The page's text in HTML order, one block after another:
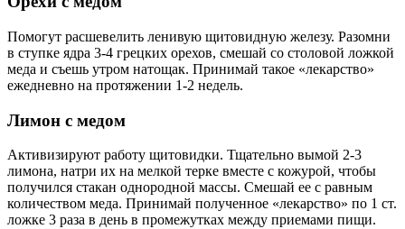
Помогут расшевелить ленивую щитовидную железу. Разомни
в ступке ядра 3-4 грецких орехов, смешай со столовой ложкой
меда и съешь утром натощак. Принимай такое «лекарство»
ежедневно на протяжении 1-2 недель.
Лимон с медом
Активизируют работу щитовидки. Тщательно вымой 2-3
лимона, натри их на мелкой терке вместе с кожурой, чтобы
получился стакан однородной массы. Смешай ее с равным
количеством меда. Принимай полученное «лекарство» по 1 ст.
ложке 3 раза в день в промежутках между приемами пищи.